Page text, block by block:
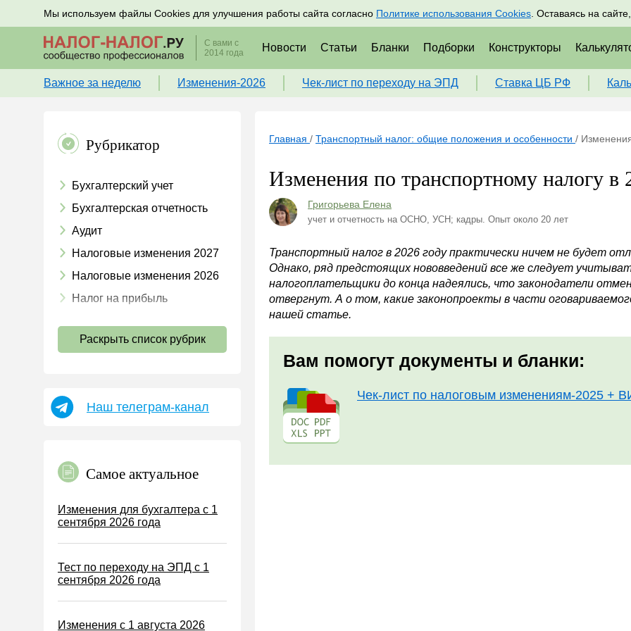
Мы используем файлы Cookies для улучшения работы сайта согласно Политике использования Cookies . Оставаясь на
Подписывайтесь на новости по налогам, учету и кадрам Подписаться
С вами с
2014 года
Новости Статьи Бланки Подборки Конструкторы
Важное за неделю Изменения-2026 Чек-лист по переходу на ЭПД Ставка ЦБ РФ
Рубрикатор
Бухгалтерский учет
Бухгалтерская отчетность
Аудит
Налоговые изменения 2027
Налоговые изменения 2026
Налог на прибыль
Страховые взносы 2026
УСН
Земельный налог
Налог на рекламу
Торговый сбор
Туристический налог
Раскрыть список рубрик
Наш телеграм-канал
Самое актуальное
Изменения для бухгалтера с 1
сентября 2026 года
Тест по переходу на ЭПД с 1
сентября 2026 года
Изменения с 1 августа 2026
Главная / Транспортный налог: общие положения и особенности /
Изменения по транспортному налогу в
Григорьева Елена
учет и отчетность на ОСНО, УСН; кадры. Опыт около 20 лет
Транспортный налог в 2026 году практически ничем не будет
Однако, ряд предстоящих нововведений все же следует
налогоплательщики до конца надеялись, что законодатели
отвергнут. А о том, какие законопроекты в части
нашей статье.
Вам помогут документы и бланки:
Чек-лист по налоговым изменениям-2025 +